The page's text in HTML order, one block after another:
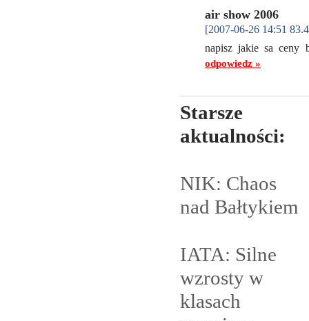
air show 2006
[2007-06-26 14:51
napisz jakie sa
odpowiedz »
Starsze
aktualności:
NIK: Chaos
nad Bałtykiem
IATA: Silne
wzrosty w
klasach